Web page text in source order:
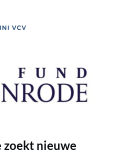
zoekt nieuwe